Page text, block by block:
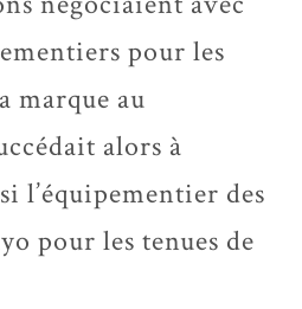
pour les
marque au
alors à
l’équipementier des
pour les tenues de